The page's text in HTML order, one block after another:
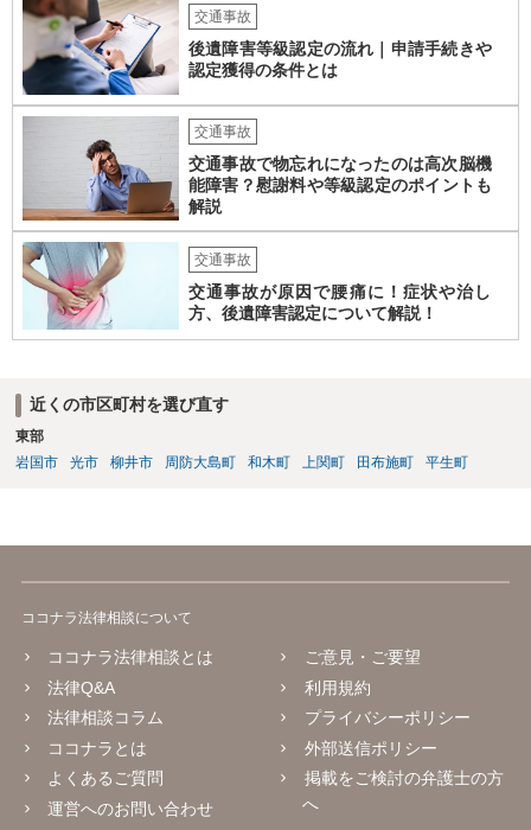
交通事故
後遺障害等級認定の流れ｜申請手続きや
認定獲得の条件とは
交通事故
交通事故で物忘れになったのは高次脳機
能障害？慰謝料や等級認定のポイントも
解説
交通事故
交通事故が原因で腰痛に！症状や治し
方、後遺障害認定について解説！
近くの市区町村を選び直す
東部
岩国市
光市 柳井市 周防大島町 和木町 上関町 田布施町 平生町
ココナラ法律相談について
ココナラ法律相談とは
法律Q&A
法律相談コラム
ココナラとは
よくあるご質問
運営へのお問い合わせ
ご意見・ご要望
利用規約
プライバシーポリシー
外部送信ポリシー
掲載をご検討の弁護士の方
へ